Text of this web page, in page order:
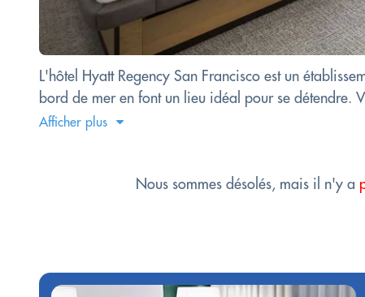
L'hôtel Hyatt Regency San Francisco est un
bord de mer en font un lieu idéal pour se détendre.
Afficher plus
Nous sommes désolés, mais il n'y a